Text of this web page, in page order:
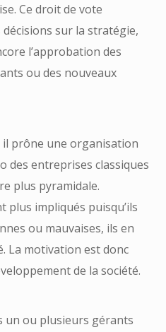
Ce droit de vote
sur la stratégie,
l’approbation des
ou des nouveaux
prône une organisation
des entreprises classiques
plus pyramidale.
plus impliqués puisqu’ils
ou mauvaises, ils en
La motivation est donc
de la société.
un ou plusieurs gérants